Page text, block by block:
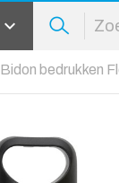
Bidon bedrukken